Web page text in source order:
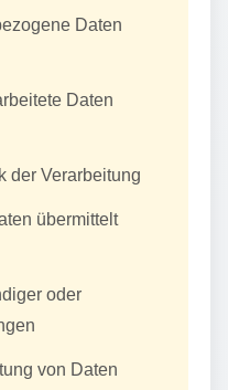
Daten
Daten
der Verarbeitung
übermittelt
oder
von Daten